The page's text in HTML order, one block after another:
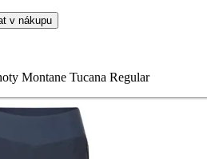
v nákupu
Montane Tucana Regular